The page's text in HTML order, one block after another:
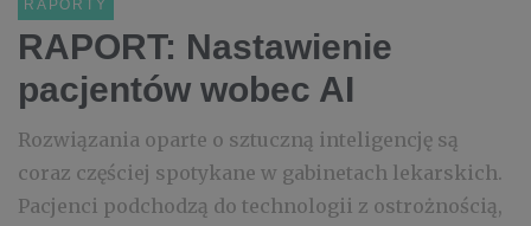
RAPORTY
RAPORT: Nastawienie
pacjentów wobec AI
Rozwiązania oparte o sztuczną inteligencję są
coraz częściej spotykane w gabinetach lekarskich.
Pacjenci podchodzą do technologii z ostrożnością,